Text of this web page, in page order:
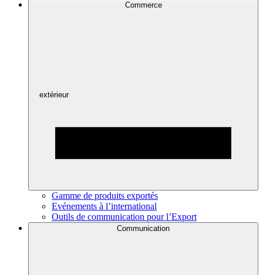
Commerce
extérieur
Gamme de produits exportés
Evénements à l’international
Outils de communication pour l’Export
Communication